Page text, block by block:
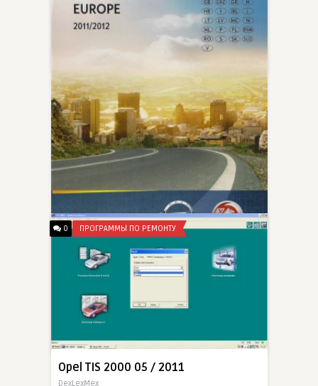
chiips__
Opel DVD90 Navi Europe 2011 / 2012
11-01-2012, 21:27
0 ПРОГРАММЫ ПО РЕМОНТУ
Opel TIS 2000 05 / 2011
DexLexMex